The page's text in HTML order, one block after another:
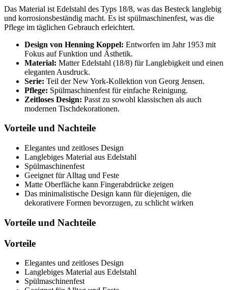
Das Material ist Edelstahl des Typs 18/8, was das Besteck langlebig
und korrosionsbeständig macht. Es ist spülmaschinenfest, was die
Pflege im täglichen Gebrauch erleichtert.
Design von Henning Koppel: Entworfen im Jahr 1953 mit
Fokus auf Funktion und Ästhetik.
Material: Matter Edelstahl (18/8) für Langlebigkeit und einen
eleganten Ausdruck.
Serie: Teil der New York-Kollektion von Georg Jensen.
Pflege: Spülmaschinenfest für einfache Reinigung.
Zeitloses Design: Passt zu sowohl klassischen als auch
modernen Tischdekorationen.
Vorteile und Nachteile
Elegantes und zeitloses Design
Langlebiges Material aus Edelstahl
Spülmaschinenfest
Geeignet für Alltag und Feste
Matte Oberfläche kann Fingerabdrücke zeigen
Das minimalistische Design kann für diejenigen, die
dekorativere Formen bevorzugen, zu schlicht wirken
Vorteile und Nachteile
Vorteile
Elegantes und zeitloses Design
Langlebiges Material aus Edelstahl
Spülmaschinenfest